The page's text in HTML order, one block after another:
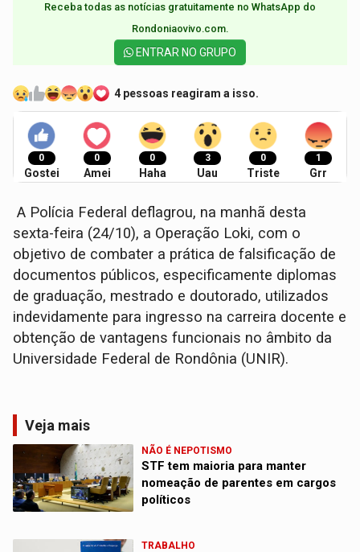
Receba todas as notícias gratuitamente no WhatsApp do
Rondoniaovivo.com.​
ENTRAR NO GRUPO
4 pessoas reagiram a isso.
0
Gostei
0
Amei
0
Haha
3
Uau
0
Triste
1
Grr
A Polícia Federal deflagrou, na manhã desta
sexta-feira (24/10), a Operação Loki, com o
objetivo de combater a prática de falsificação de
documentos públicos, especificamente diplomas
de graduação, mestrado e doutorado, utilizados
indevidamente para ingresso na carreira docente e
obtenção de vantagens funcionais no âmbito da
Universidade Federal de Rondônia (UNIR).
Veja mais
NÃO É NEPOTISMO
STF tem maioria para manter
nomeação de parentes em cargos
políticos
TRABALHO